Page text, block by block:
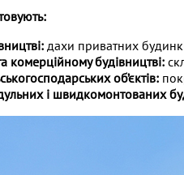
дахи приватних
комерційному будівництві:
об’єктів:
і швидкомонтованих